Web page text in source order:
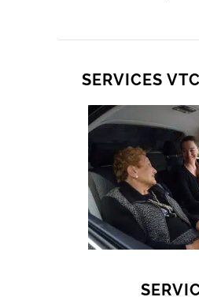
SERVICES VTC